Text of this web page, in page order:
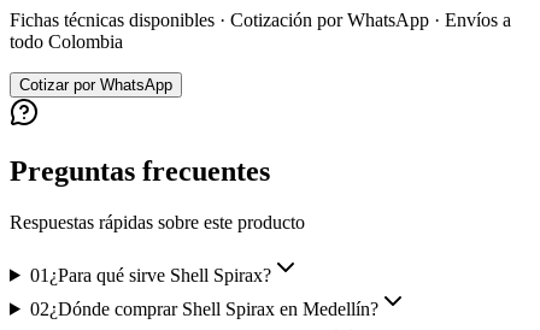
Fichas técnicas disponibles · Cotización por WhatsApp · Envíos a
todo Colombia
Cotizar por WhatsApp
Preguntas frecuentes
Respuestas rápidas sobre este producto
01 ¿Para qué sirve Shell Spirax?
02¿Dónde comprar Shell Spirax en Medellín?